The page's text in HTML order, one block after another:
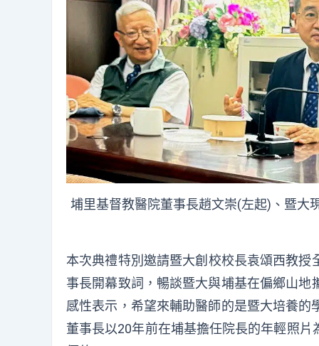
埔里基督教醫院董事長趙文崇(左起)、暨大
本次典禮特別邀請暨大創校校長袁頌西教授
事長開幕致詞， 暢談暨大與埔基在偏鄉山地
感性表示， 希望來輔助醫師的是暨大培養的
董事長以20年前在埔基擔任院長的年輕照片